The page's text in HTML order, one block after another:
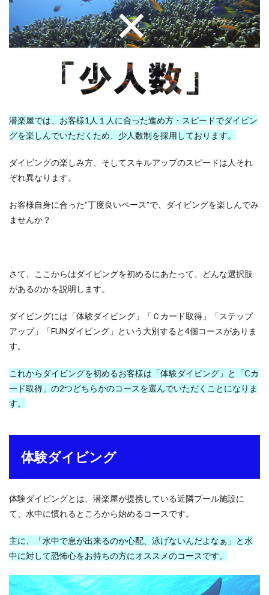
潜楽屋では、お客様1人１人に合った進め方・スピードでダイビン
グを楽しんでいただくため、少人数制を採用しております。
ダイビングの楽しみ方、そしてスキルアップのスピードは人それ
ぞれ異なります。
お客様自身に合った”丁度良いペース”で、ダイビングを楽しんでみ
ませんか？
さて、ここからはダイビングを初めるにあたって、どんな選択肢
があるのかを説明します。
ダイビングには「体験ダイビング」「Ｃカード取得」「ステップ
アップ」「FUNダイビング」という大別すると4個コースがありま
す。
これからダイビングを初めるお客様は「体験ダイビング」と「Cカ
ード取得」の2つどちらかのコースを選んでいただくことになりま
す。
体験ダイビング
体験ダイビングとは、潜楽屋が提携している近隣プール施設に
て、水中に慣れるところから始めるコースです。
主に、「水中で息が出来るのか心配、泳げないんだよなぁ」と水
中に対して恐怖心をお持ちの方にオススメのコースです。